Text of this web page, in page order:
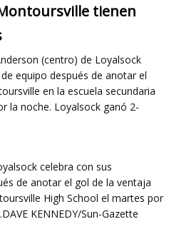
tienen
(centro) de Loyalsock
equipo después de anotar el
en la escuela secundaria
la noche. Loyalsock ganó 2-
celebra con sus
de anotar el gol de la ventaja
High School el martes por
KENNEDY/Sun-Gazette